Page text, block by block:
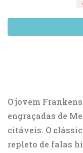
O jovem
engraçadas de
citáveis. O
repleto de falas